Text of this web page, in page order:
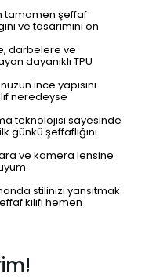
tamamen şeffaf
ve tasarımını ön
darbelere ve
dayanıklı TPU
ince yapısını
neredeyse
teknolojisi sayesinde
günkü şeffaflığını
ve kamera lensine
stilinizi yansıtmak
kılıfı hemen
sekmede